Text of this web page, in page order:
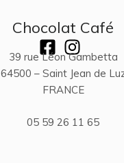
Chocolat Café
39 rue Léon Gambetta
64500 – Saint Jean de
FRANCE
05 59 26 11 65